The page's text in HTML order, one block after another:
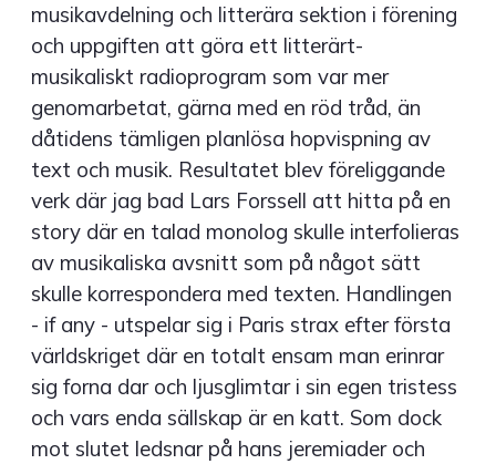
musikavdelning och litterära sektion i förening
och uppgiften att göra ett litterärt-
musikaliskt radioprogram som var mer
genomarbetat, gärna med en röd tråd, än
dåtidens tämligen planlösa hopvispning av
text och musik. Resultatet blev föreliggande
verk där jag bad Lars Forssell att hitta på en
story där en talad monolog skulle interfolieras
av musikaliska avsnitt som på något sätt
skulle korrespondera med texten. Handlingen
- if any - utspelar sig i Paris strax efter första
världskriget där en totalt ensam man erinrar
sig forna dar och ljusglimtar i sin egen tristess
och vars enda sällskap är en katt. Som dock
mot slutet ledsnar på hans jeremiader och